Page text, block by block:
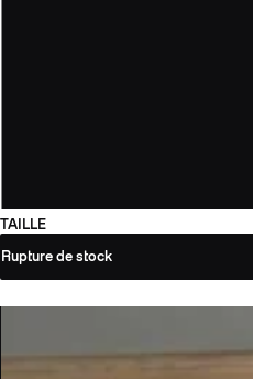
TAILLE
Rupture de stock